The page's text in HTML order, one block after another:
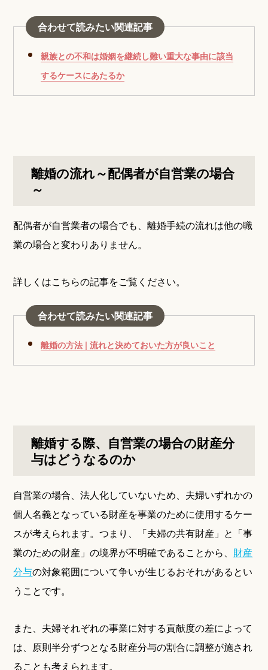
合わせて読みたい関連記事
親族との不和は婚姻を継続し難い重大な事由に該当
するケースにあたるか
離婚の流れ～配偶者が自営業の場合
～
配偶者が自営業者の場合でも、離婚手続の流れは他の職
業の場合と変わりありません。
詳しくはこちらの記事をご覧ください。
合わせて読みたい関連記事
離婚の方法 | 流れと決めておいた方が良いこと
離婚する際、自営業の場合の財産分
与はどうなるのか
自営業の場合、法人化していないため、夫婦いずれかの
個人名義となっている財産を事業のために使用するケー
スが考えられます。つまり、「夫婦の共有財産」と「事
業のための財産」の境界が不明確であることから、 財産
分与の対象範囲について争いが生じるおそれがあるとい
うことです。
また、夫婦それぞれの事業に対する貢献度の差によって
は、原則半分ずつとなる財産分与の割合に調整が施され
ることも考えられます。